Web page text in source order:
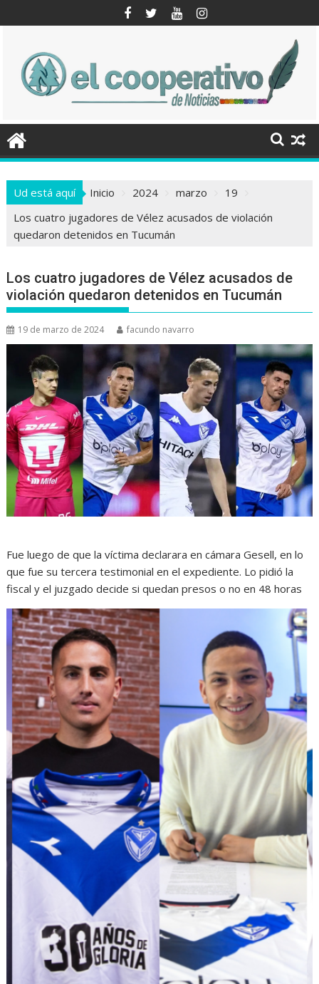
al
Ud está aquí Inicio 2024 marzo
19
Los cuatro jugadores de Vélez acusados de violación
quedaron detenidos en Tucumán
Los cuatro jugadores de Vélez acusados de
violación quedaron detenidos en Tucumán
19 de marzo de 2024 facundo navarro
Fue luego de que la víctima declarara en cámara Gesell, en lo
que fue su tercera testimonial en el expediente. Lo pidió la
fiscal y el juzgado decide si quedan presos o no en 48 horas